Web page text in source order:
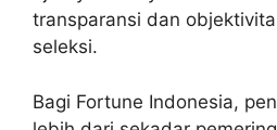
transparansi dan
seleksi.
Bagi Fortune Indonesia,